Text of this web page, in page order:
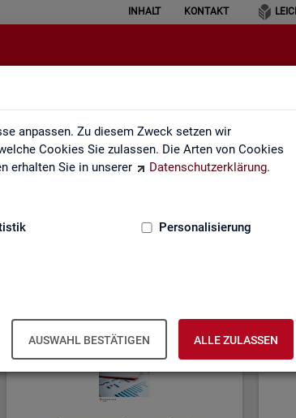
anpassen. Zu diesem Zweck setzen wir
Cookies Sie zulassen. Die Arten von Cookies
erhalten Sie in unserer
Datenschutzerklärung.
Personalisierung
AUSWAHL BESTÄTIGEN ALLE ZULASSEN
INHALT KONTAKT